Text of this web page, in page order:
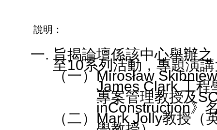
資
程
金
訊
說明：
旨揭論壇係該中心舉辦
至10系列活動，專題演
Mirosław
James Clark 工程
專案管理教授及
inConstruction》
Mark Jolly教授（